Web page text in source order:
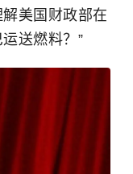
美国财政部在
送燃料？”